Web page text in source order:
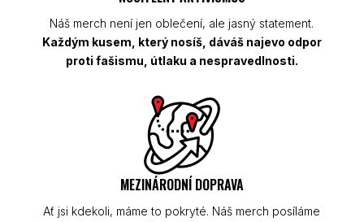
Náš merch není jen oblečení, ale jasný statement.
Každým kusem, který nosíš, dáváš najevo odpor
proti fašismu, útlaku a nespravedlnosti.
MEZINÁRODNÍ DOPRAVA
Ať jsi kdekoli, máme to pokryté. Náš merch posíláme